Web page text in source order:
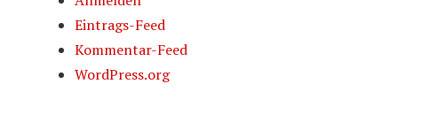
Eintrags-Feed
Kommentar-Feed
WordPress.org